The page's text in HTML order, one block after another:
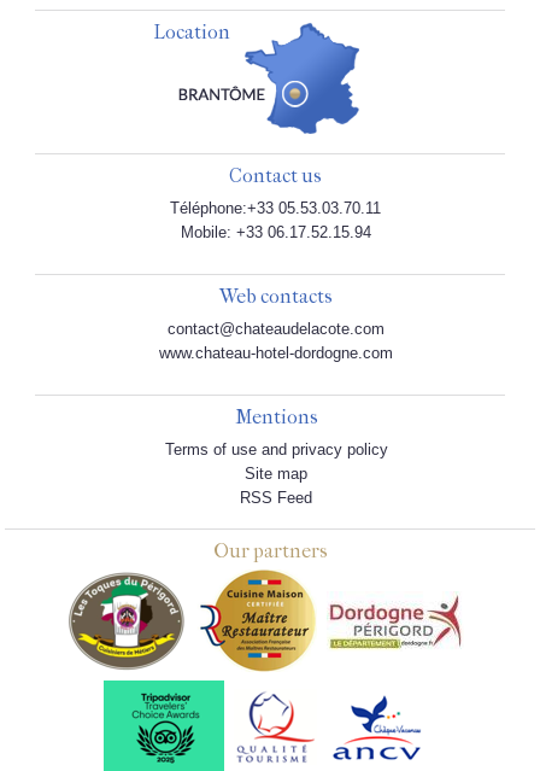
Location
Contact us
Téléphone:+33 05.53.03.70.11
Mobile: +33 06.17.52.15.94
Web contacts
contact@chateaudelacote.com
www.chateau-hotel-dordogne.com
Mentions
Terms of use and privacy policy
Site map
RSS Feed
Our partners